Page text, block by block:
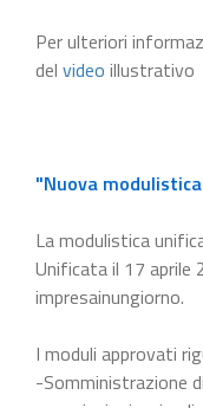
Per ulteriori
del video illustrativo
"Nuova
La modulistica
Unificata il 17 aprile
impresainungiorno.
I moduli approvati
-Somministrazione